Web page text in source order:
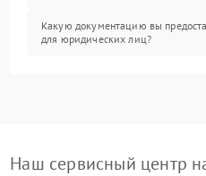
Какую документацию вы
для юридических лиц?
Наш сервисный центр